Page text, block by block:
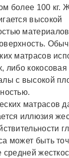
более 100 кг.
высокой
матрасов
либо
с высокой
матрасов
иллюзия
может быть
средней